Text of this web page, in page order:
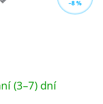
–8 %
(3–7) dní